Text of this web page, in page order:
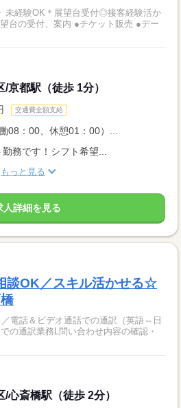
未経験OK＊展望台受付◎接客経験活か
京都駅（徒歩 1分）
交通費全額支給
08：00、休憩01：00）...
務です！シフト希望...
もっと見る
人詳細を見る
談OK／スキル活かせる☆
電話＆ビデオ通話での通訳（英語⇔日
心斎橋駅（徒歩 2分）